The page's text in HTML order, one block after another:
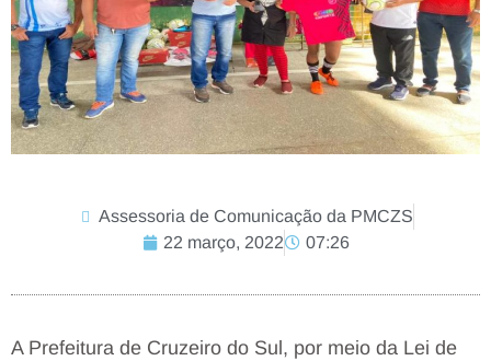
Assessoria de Comunicação da PMCZS
22 março, 2022
07:26
A Prefeitura de Cruzeiro do Sul, por meio da Lei de